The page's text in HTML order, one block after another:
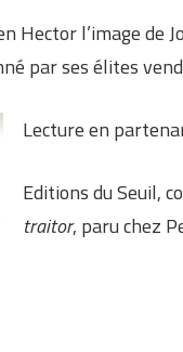
Hector l’image
par ses élites
Lecture en
Editions du Seuil,
traitor, paru chez